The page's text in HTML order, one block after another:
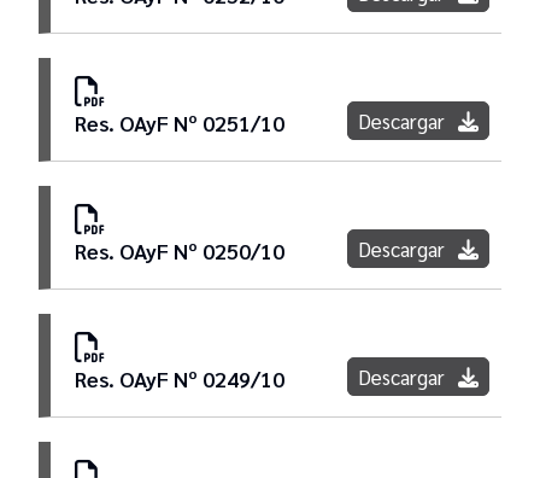
Res. OAyF Nº 0251/10 Descargar
Res. OAyF Nº 0250/10 Descargar
Res. OAyF Nº 0249/10 Descargar